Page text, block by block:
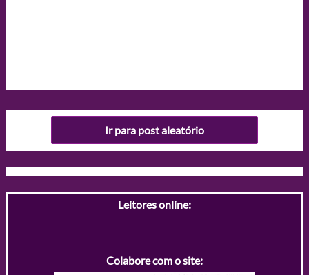
Ir para post aleatório
Leitores online:
Colabore com o site: